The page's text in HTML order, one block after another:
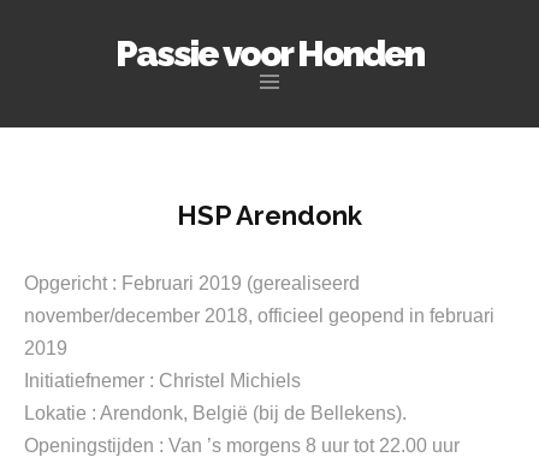
Passie voor Honden
springen
HSP Arendonk
Opgericht : Februari 2019 (gerealiseerd
november/december 2018, officieel geopend in februari
2019
Initiatiefnemer : Christel Michiels
Lokatie : Arendonk, België (bij de Bellekens).
Openingstijden : Van ’s morgens 8 uur tot 22.00 uur